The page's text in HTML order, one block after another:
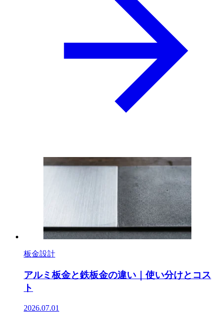
板金設計
アルミ板金と鉄板金の違い｜使い分けとコス
ト
2026.07.01